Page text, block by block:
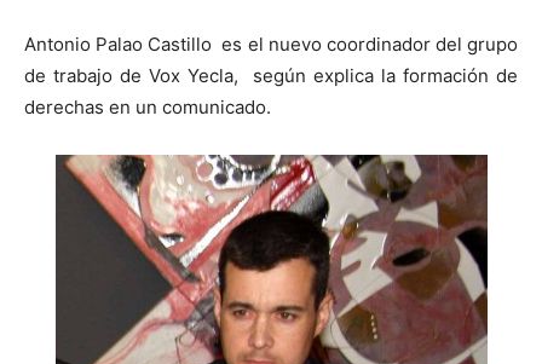
Antonio Palao Castillo es el nuevo coordinador del grupo
de trabajo de Vox Yecla, según explica la formación de
derechas en un comunicado.